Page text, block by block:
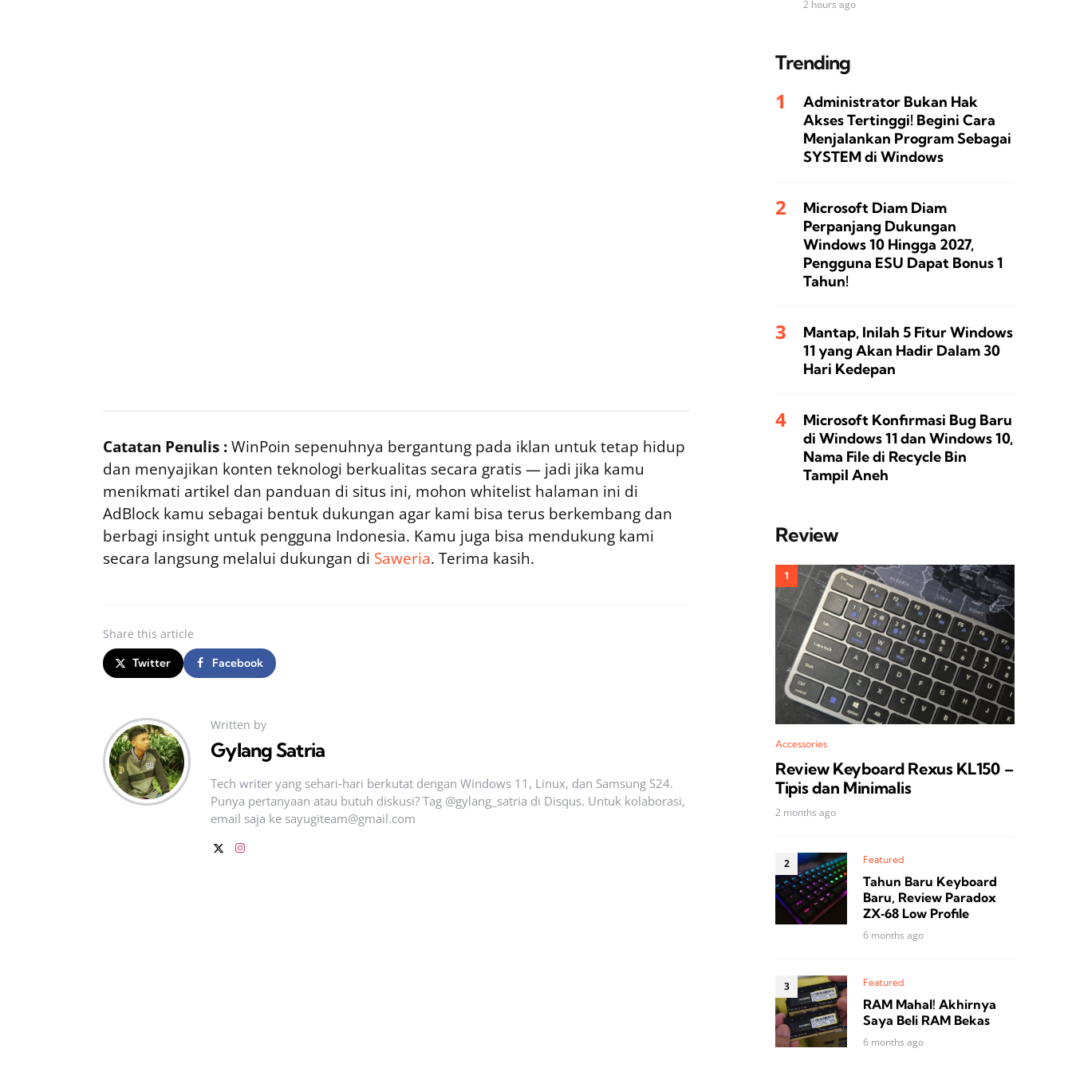
Catatan Penulis :WinPoin sepenuhnya bergantung pada iklan untuk tetap hidup
dan menyajikan konten teknologi berkualitas secara gratis — jadi jika kamu
menikmati artikel dan panduan di situs ini, mohon whitelist halaman ini di
AdBlock kamu sebagai bentuk dukungan agar kami bisa terus berkembang dan
berbagi insight untuk pengguna Indonesia. Kamu juga bisa mendukung kami
secara langsung melalui dukungan di Saweria. Terima kasih.
Share this article
Twitter Facebook
Written by
Gylang Satria
Tech writer yang sehari‑hari berkutat dengan Windows 11, Linux, dan Samsung S24.
Punya pertanyaan atau butuh diskusi? Tag @gylang_satria di Disqus. Untuk kolaborasi,
email saja ke sayugiteam@gmail.com
2 hours ago
Trending
Administrator Bukan Hak
Akses Tertinggi! Begini Cara
Menjalankan Program Sebagai
SYSTEM di Windows
Microsoft Diam Diam
Perpanjang Dukungan
Windows 10 Hingga 2027,
Pengguna ESU Dapat Bonus 1
Tahun!
Mantap, Inilah 5 Fitur Windows
11 yang Akan Hadir Dalam 30
Hari Kedepan
Microsoft Konfirmasi Bug Baru
di Windows 11 dan Windows 10,
Nama File di Recycle Bin
Tampil Aneh
Review
Accessories
Review Keyboard Rexus KL150 –
Tipis dan Minimalis
2 months ago
Featured
Tahun Baru Keyboard
Baru, Review Paradox
ZX‑68 Low Profile
6 months ago
Featured
RAM Mahal! Akhirnya
Saya Beli RAM Bekas
6 months ago